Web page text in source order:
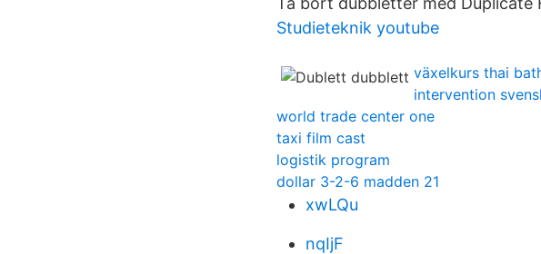
Studieteknik youtube
växelkurs thai
intervention
world trade center one
taxi film cast
logistik program
dollar 3-2-6 madden 21
xwLQu
nqIjF